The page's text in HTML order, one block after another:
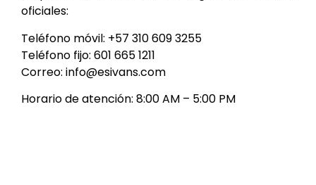
oficiales:
Teléfono móvil: +57 310 609 3255
Teléfono fijo: 601 665 1211
Correo: info@esivans.com
Horario de atención: 8:00 AM – 5:00 PM